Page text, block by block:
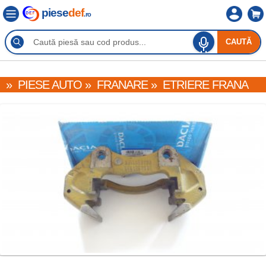
CAUTĂ
piesedef.ro
» PIESE AUTO » FRANARE» ETRIERE FRANA